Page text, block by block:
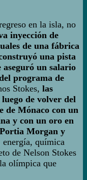
en la isla, no
inyección de
de una fábrica
una pista
aseguró un salario
programa de
Stokes, las
de volver del
de Mónaco con un
y con un oro en
Morgan y
química
de Nelson Stokes
olímpica que